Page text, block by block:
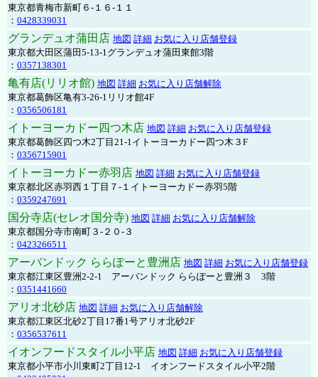
東京都青梅市新町６-１６-１１
： 0428339031
グランデュオ蒲田店 地図 詳細 お気に入り店舗登録
東京都大田区蒲田5-13-1グランデュオ蒲田東館3階
： 0357138301
亀有店(リリオ館) 地図 詳細 お気に入り店舗解除
東京都葛飾区亀有3-26-1リリオ館4F
： 0356506181
イトーヨーカドー四つ木店 地図 詳細 お気に入り店舗登録
東京都葛飾区四つ木2丁目21-1イトーヨーカドー四つ木３F
： 0356715901
イトーヨーカドー赤羽店 地図 詳細 お気に入り店舗登録
東京都北区赤羽西１丁目７-１イトーヨーカドー赤羽5階
： 0359247691
国分寺店(セレオ国分寺) 地図 詳細 お気に入り店舗解除
東京都国分寺市南町３-２０-３
： 0423266511
アーバンドック ららぽーと豊洲店 地図 詳細 お気に入り店舗登録
東京都江東区豊洲2-2-1 アーバンドック ららぽーと豊洲３ 3階
： 0351441660
アリオ北砂店 地図 詳細 お気に入り店舗解除
東京都江東区北砂2丁目17番1号アリオ北砂2F
： 0356537611
イオンフードスタイル小平店 地図 詳細 お気に入り店舗登録
東京都小平市小川東町2丁目12-1 イオンフードスタイル小平2階